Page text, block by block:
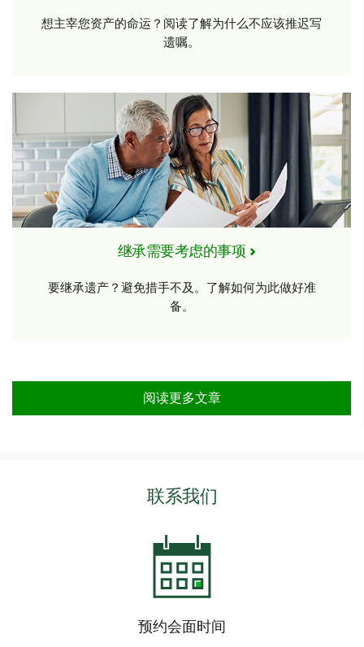
想主宰您资产的命运？阅读了解为什么不应该推迟写
遗嘱。
继承需要考虑的事项
要继承遗产？避免措手不及。了解如何为此做好准
备。
阅读更多文章
联系我们
预约会面时间